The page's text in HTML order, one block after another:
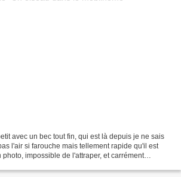
avec un bec tout fin, qui est là depuis je ne sais
l'air si farouche mais tellement rapide qu'il est
impossible de l'attraper, et carrément